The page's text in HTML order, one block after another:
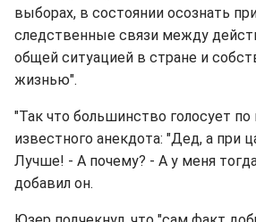
выборах, в состоянии осознать
следственные связи между
общей ситуацией в стране и
жизнью".
"Так что большинство голосует по
известного анекдота: "Дед, а при
Лучше! - А почему? - А у меня
добавил он.